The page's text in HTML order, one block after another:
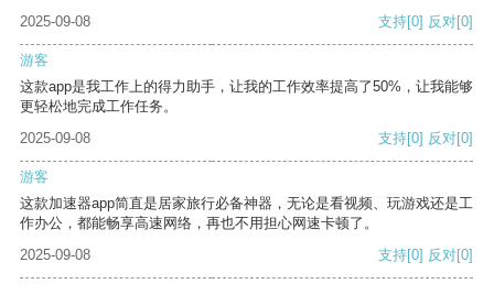
2025-09-08
支持[0] 反对[0]
游客
这款app是我工作上的得力助手，让我的工作效率提高了50%，让我能够
更轻松地完成工作任务。
2025-09-08
支持[0] 反对[0]
游客
这款加速器app简直是居家旅行必备神器，无论是看视频、玩游戏还是工
作办公，都能畅享高速网络，再也不用担心网速卡顿了。
2025-09-08
支持[0] 反对[0]